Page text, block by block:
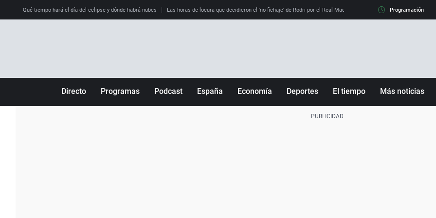
Qué tiempo hará el día del eclipse y dónde habrá nubes Las horas de locura que decidieron el 'no fichaje' de Rodri por el Real Madrid y su 'sí' al Barça La llamada
Programación
Directo Programas Podcast España Economía Deportes El tiempo Más noticias